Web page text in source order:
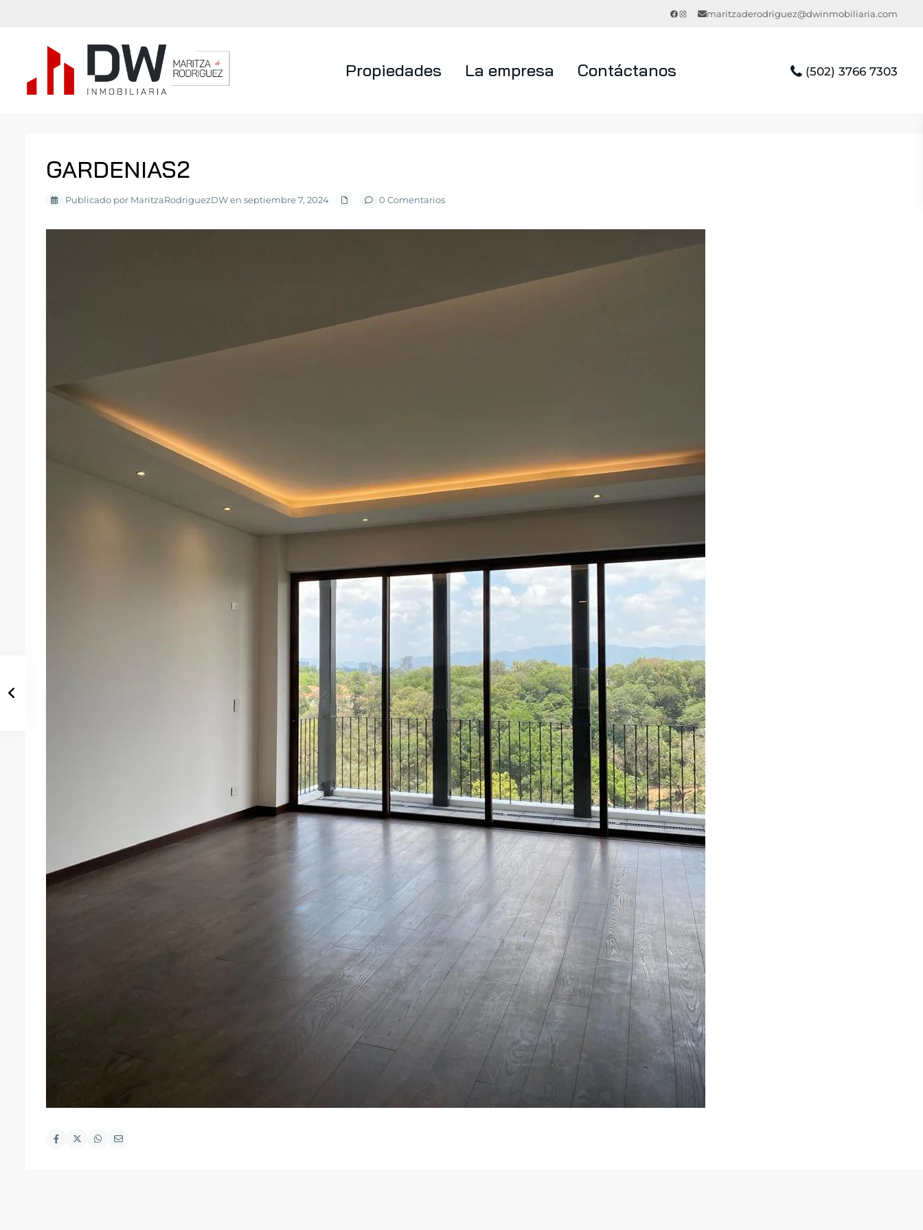
Facebook
Instagrammaritzaderodriguez@dwinmobiliaria.com
Propiedades La empresa Contáctanos (502) 3766 7303
GARDENIAS2
Publicado por MaritzaRodriguezDW en septiembre 7, 2024 0 Comentarios